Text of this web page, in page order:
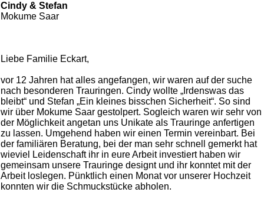
Cindy & Stefan
Mokume Saar
Liebe Familie Eckart,
vor 12 Jahren hat alles angefangen, wir waren auf der suche
nach besonderen Trauringen. Cindy wollte „Irdenswas das
bleibt“ und Stefan „Ein kleines bisschen Sicherheit“. So sind
wir über Mokume Saar gestolpert. Sogleich waren wir sehr von
der Möglichkeit angetan uns Unikate als Trauringe anfertigen
zu lassen. Umgehend haben wir einen Termin vereinbart. Bei
der familiären Beratung, bei der man sehr schnell gemerkt hat
wieviel Leidenschaft ihr in eure Arbeit investiert haben wir
gemeinsam unsere Trauringe designt und ihr konntet mit der
Arbeit loslegen. Pünktlich einen Monat vor unserer Hochzeit
konnten wir die Schmuckstücke abholen.